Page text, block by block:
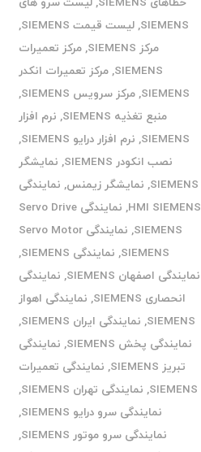
SIEMENS
,لیست قیمت SIEMENS
,
مرکز SIEMENS
,مرکز تعمیرات
SIEMENS
,مرکز تعمیرات انکدر
SIEMENS
,مرکز سرویس SIEMENS
,
منبع تغذیه SIEMENS
, نرم افزار
SIEMENS
, نرم افزار درایو SIEMENS
,
نصب انکودر SIEMENS
, نمایشگر
SIEMENS
, نمایشگر زیمنس, نمایندگی
HMI SIEMENS
,
نمایندگی Servo Drive
SIEMENS
,
نمایندگی Servo Motor
SIEMENS
, نمایندگی SIEMENS
,
نمایندگی اصفهان SIEMENS
, نمایندگی
انحصاری SIEMENS
, نمایندگی اهواز
SIEMENS
, نمایندگی ایران SIEMENS
,
نمایندگی پخش SIEMENS
, نمایندگی
تبریز SIEMENS
, نمایندگی تعمیرات
SIEMENS
, نمایندگی تهران SIEMENS
,
نمایندگی سرو درایو SIEMENS
,
نمایندگی سرو موتور SIEMENS
,